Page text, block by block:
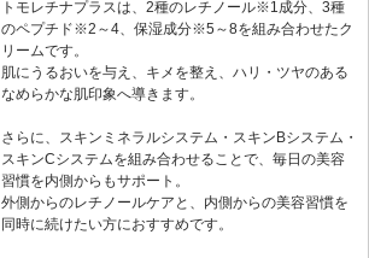
トモレチナプラスは、2種のレチノール※1成分、3種
のペプチド※2～4、保湿成分※5～8を組み合わせたク
リームです。
肌にうるおいを与え、キメを整え、ハリ・ツヤのある
なめらかな肌印象へ導きます。
さらに、スキンミネラルシステム・スキンBシステム・
スキンCシステムを組み合わせることで、毎日の美容
習慣を内側からもサポート。
外側からのレチノールケアと、内側からの美容習慣を
同時に続けたい方におすすめです。